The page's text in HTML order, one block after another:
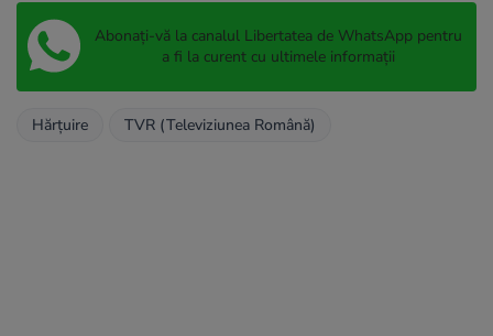
Abonați-vă la canalul Libertatea de WhatsApp pentru
a fi la curent cu ultimele informații
Hărţuire TVR (Televiziunea Română)